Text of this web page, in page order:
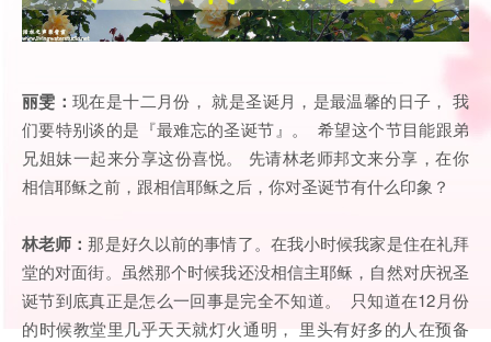
丽雯：现在是十二月份， 就是圣诞月，是最温馨的日子， 我
们要特别谈的是『最难忘的圣诞节』。 希望这个节目能跟弟
兄姐妹一起来分享这份喜悦。 先请林老师邦文来分享，在你
相信耶稣之前，跟相信耶稣之后，你对圣诞节有什么印象？
林老师：那是好久以前的事情了。在我小时候我家是住在礼拜
堂的对面街。虽然那个时候我还没相信主耶稣，自然对庆祝圣
诞节到底真正是怎么一回事是完全不知道。 只知道在12月份
的时候教堂里几乎天天就灯火通明， 里头有好多的人在预备